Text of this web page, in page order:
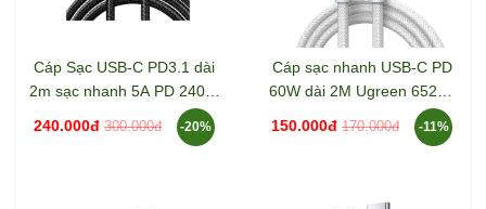
Cáp Sạc USB-C PD3.1 dài
2m sạc nhanh 5A PD 240W
Ugreen 45068 L513
240.000đ 300.000đ -20%
Cáp sạc nhanh USB-C PD
60W dài 2M Ugreen 65248
150.000đ 170.000đ -11%